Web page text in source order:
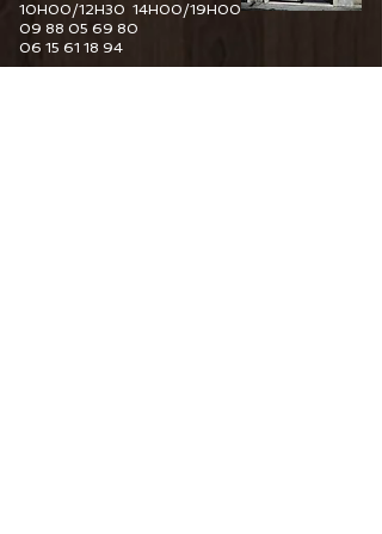
10H00/12H30 14H00/19H00
09 88 05 69 80
06 15 61 18 94